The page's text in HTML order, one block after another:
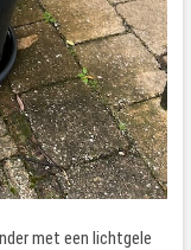
met een lichtgele